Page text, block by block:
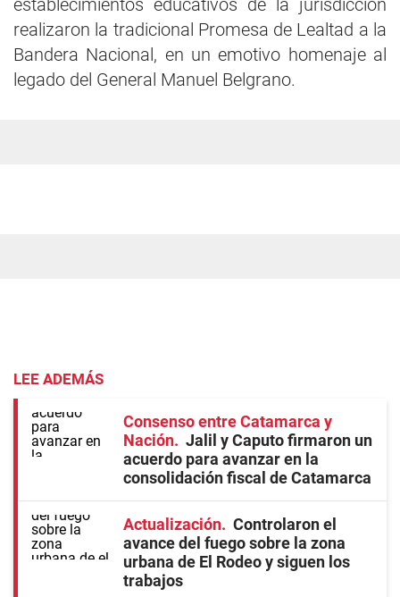
establecimientos educativos de la jurisdicción
realizaron la tradicional Promesa de Lealtad a la
Bandera Nacional, en un emotivo homenaje al
legado del General Manuel Belgrano.
LEE ADEMÁS
Consenso entre Catamarca y
Nación
Jalil y Caputo firmaron un
acuerdo para avanzar en la
consolidación fiscal de Catamarca
Actualización
Controlaron el
avance del fuego sobre la zona
urbana de El Rodeo y siguen los
trabajos